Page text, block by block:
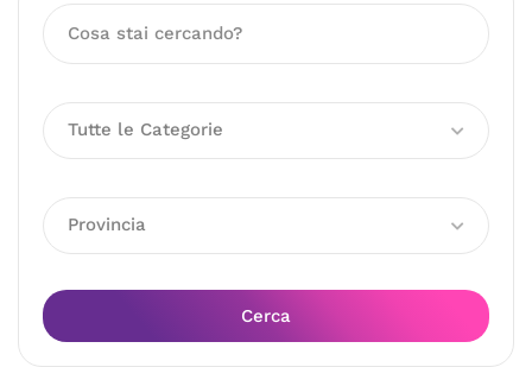
Tutte le Categorie
Provincia
Cerca